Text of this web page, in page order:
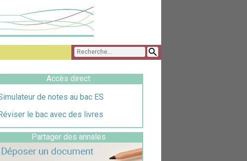
Accès direct
de notes au bac ES
le bac avec des livres
Partager des annales